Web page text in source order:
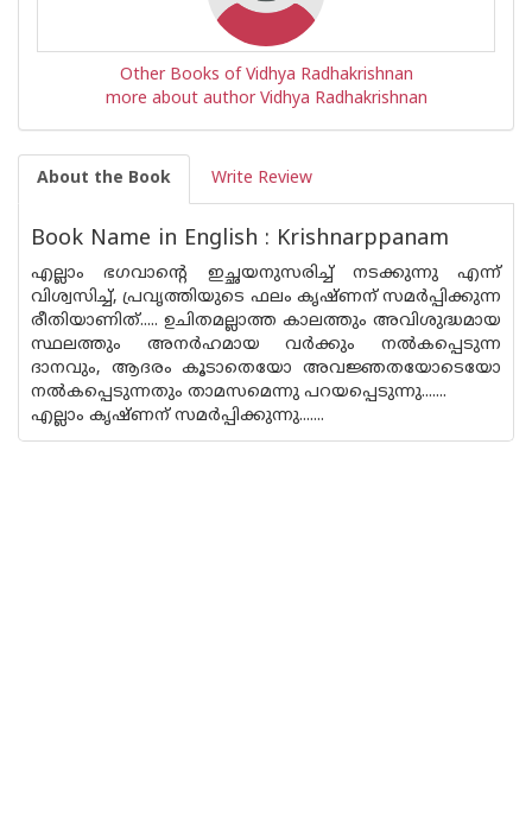
Other Books of Vidhya Radhakrishnan
more about author Vidhya Radhakrishnan
About the Book Write Review
Book Name in English : Krishnarppanam
എല്ലാം ഭഗവാന്റെ ഇച്ഛയനുസരിച്ച് നടക്കുന്നു എന്ന്
വിശ്വസിച്ച്, പ്രവൃത്തിയുടെ ഫലം കൃഷ്‌ണന് സമർപ്പിക്കുന്ന
രീതിയാണിത്..... ഉചിതമല്ലാത്ത കാലത്തും അവിശുദ്ധമായ
സ്ഥലത്തും അനർഹമായ വർക്കും നൽകപ്പെടുന്ന
ദാനവും, ആദരം കൂടാതെയോ അവജ്ഞതയോടെയോ
നൽകപ്പെടുന്നതും താമസമെന്നു പറയപ്പെടുന്നു.......
എല്ലാം കൃഷ്‌ണന് സമർപ്പിക്കുന്നു.......